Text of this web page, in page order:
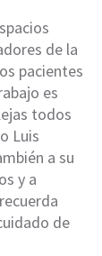
de la
pacientes
es
todos
Luis
a su
y a
de